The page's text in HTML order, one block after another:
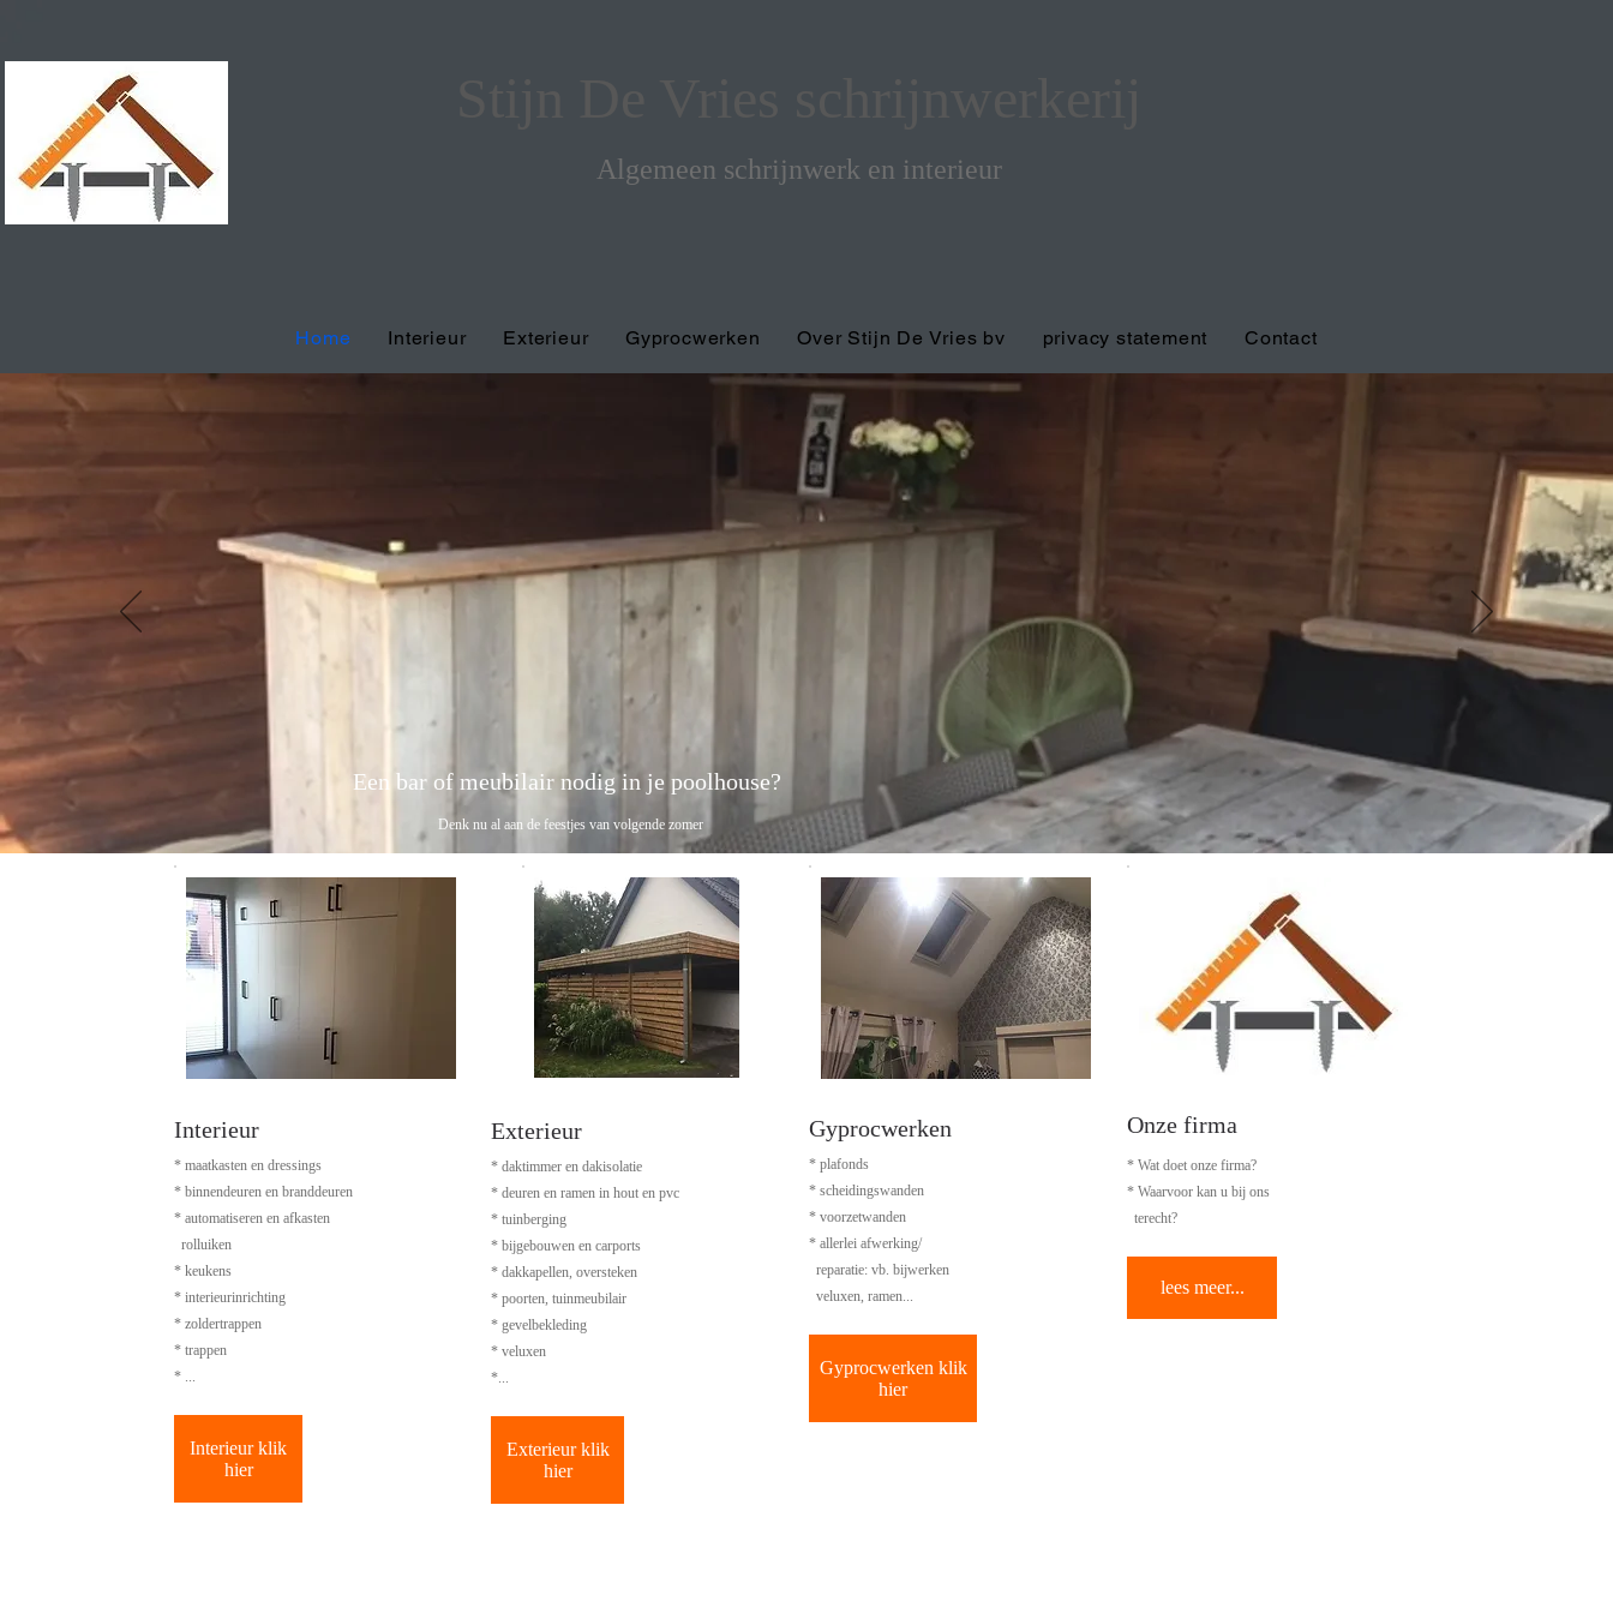
Algemeen schrijnwerk en interieur
Home Interieur Exterieur Gyprocwerken Over Stijn De Vries bv privacy statement Contact
bar of meubilair nodig in je poolhouse?
nu al aan de feestjes van volgende zomer
Interieur
* maatkasten en dressings
* binnendeuren en branddeuren
* automatiseren en afkasten
rolluiken
* keukens
* interieurinrichting
* zoldertrappen
* trappen
* ...
Interieur klik
hier
Exterieur
* daktimmer en dakisolatie
* deuren en ramen in hout en pvc
* tuinberging
* bijgebouwen en carports
* dakkapellen, oversteken
* poorten, tuinmeubilair
* gevelbekleding
* veluxen
*...
Exterieur klik
hier
Gyprocwerken
* plafonds
* scheidingswanden
* voorzetwanden
* allerlei afwerking/
reparatie: vb. bijwerken
veluxen, ramen...
Gyprocwerken klik
hier
Onze firma
* Wat doet onze firma?
* Waarvoor kan u bij ons
terecht?
lees meer...